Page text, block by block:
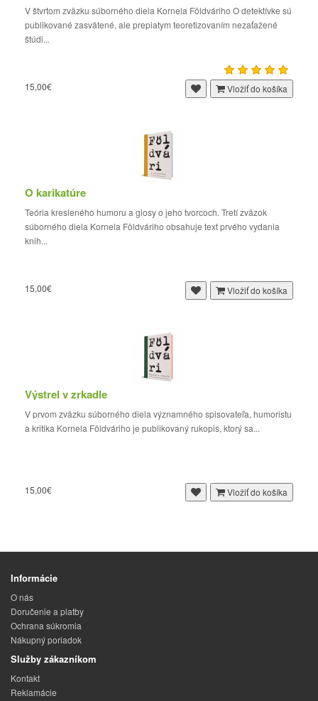
V štvrtom zväzku súborného diela Kornela Földváriho O detektívke sú
publikované zasvätené, ale prepiatym teoretizovaním nezaťažené
štúdi...
15,00€ Vložiť do košíka
O karikatúre
Teória kresleného humoru a glosy o jeho tvorcoch. Tretí zväzok
súborného diela Kornela Földváriho obsahuje text prvého vydania
knih...
15,00€ Vložiť do košíka
Výstrel v zrkadle
V prvom zväzku súborného diela významného spisovateľa, humoristu
a kritika Kornela Földváriho je publikovaný rukopis, ktorý sa...
15,00€ Vložiť do košíka
Informácie
O nás
Doručenie a platby
Ochrana súkromia
Nákupný poriadok
Služby zákazníkom
Kontakt
Reklamácie